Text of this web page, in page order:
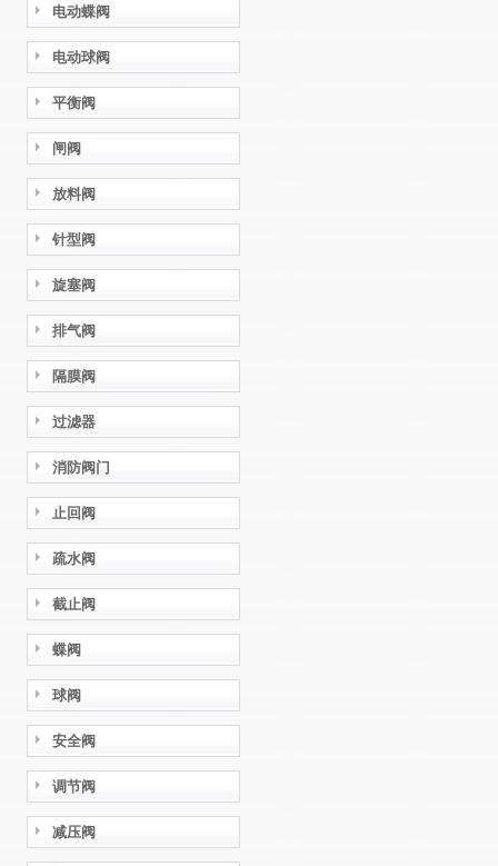
电动蝶阀
电动球阀
平衡阀
闸阀
放料阀
针型阀
旋塞阀
排气阀
隔膜阀
过滤器
消防阀门
止回阀
疏水阀
截止阀
蝶阀
球阀
安全阀
调节阀
减压阀